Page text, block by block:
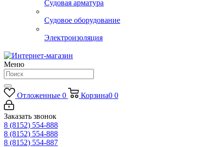
Судовая арматура
Судовое оборудование
Электроизоляция
Меню
Отложенные 0 Корзина0 0
Заказать звонок
8 (8152) 554-888
8 (8152) 554-888
8 (8152) 554-887